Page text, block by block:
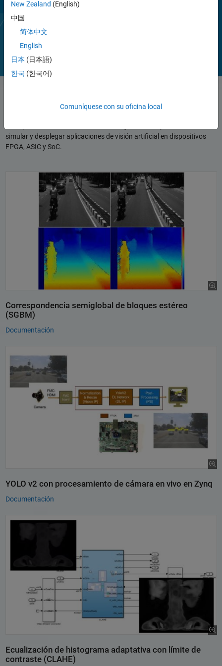
Las prestaciones de esta toolbox están disponibles como funciones
de MATLAB, System objects y bloques de Simulink.
vídeo
Aplicaciones de referencia
simular y desplegar aplicaciones de visión artificial en dispositivos
FPGA, ASIC y SoC.
Correspondencia semiglobal de bloques estéreo
(SGBM)
Documentación
YOLO v2 con procesamiento de cámara en vivo en Zynq
Documentación
Ecualización de histograma adaptativa con límite de
contraste (CLAHE)
New Zealand (English)
中国
简体中文
English
日本 (日本語)
한국 (한국어)
Comuníquese con su oficina local